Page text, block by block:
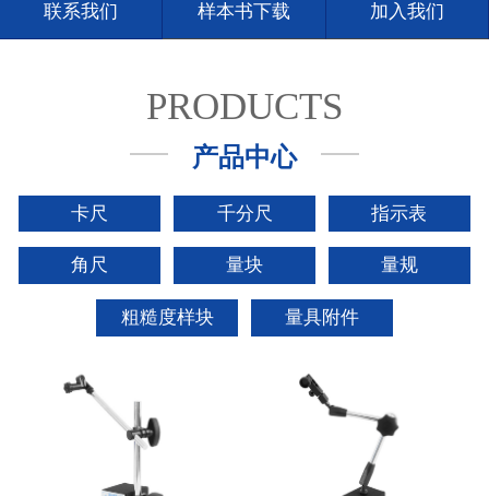
联系我们 样本书下载 加入我们
PRODUCTS
产品中心
卡尺 千分尺 指示表
角尺 量块 量规
粗糙度样块 量具附件